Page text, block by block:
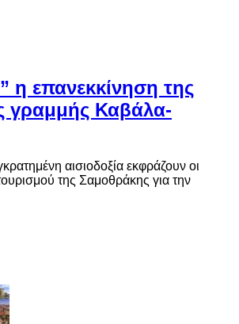
η επανεκκίνηση της
γραμμής Καβάλα-
αισιοδοξία εκφράζουν οι
της Σαμοθράκης για την